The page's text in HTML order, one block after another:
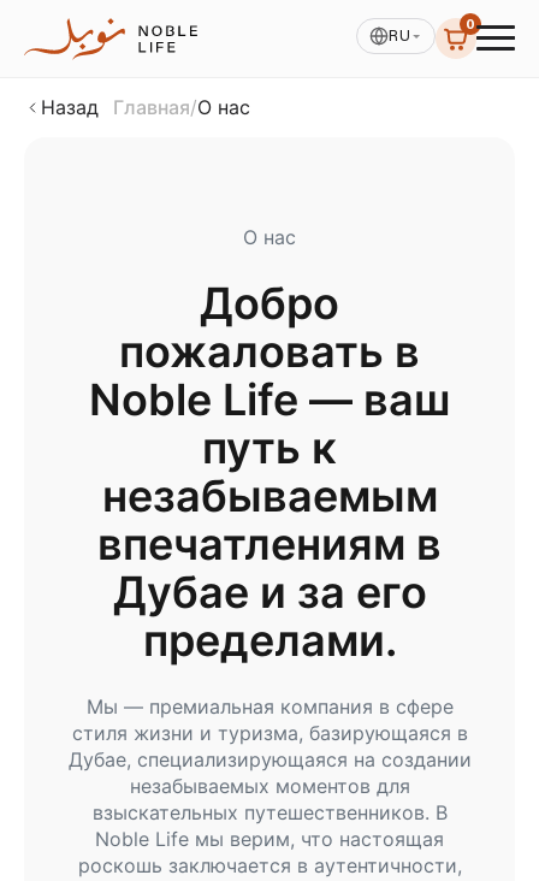
RU
0
Назад Главная/О нас
О нас
Добро
пожаловать в
Noble Life — ваш
путь к
незабываемым
впечатлениям в
Дубае и за его
пределами.
Мы — премиальная компания в сфере
стиля жизни и туризма, базирующаяся в
Дубае, специализирующаяся на создании
незабываемых моментов для
взыскательных путешественников. В
Noble Life мы верим, что настоящая
роскошь заключается в аутентичности,